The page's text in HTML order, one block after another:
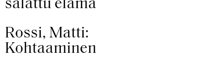
salattu elämä
Rossi, Matti:
Kohtaaminen